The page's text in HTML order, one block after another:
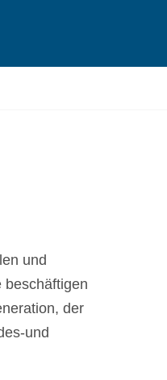
und
beschäftigen
der
und